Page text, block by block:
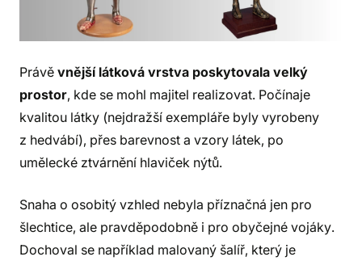
Právě vnější látková vrstva poskytovala velký
prostor, kde se mohl majitel realizovat. Počínaje
kvalitou látky (nejdražší exempláře byly vyrobeny
z hedvábí), přes barevnost a vzory látek, po
umělecké ztvárnění hlaviček nýtů.
Snaha o osobitý vzhled nebyla příznačná jen pro
šlechtice, ale pravděpodobně i pro obyčejné vojáky.
Dochoval se například malovaný šalíř, který je